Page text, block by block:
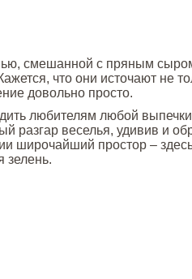
смешанной с пряным сыром
что они источают не
довольно просто.
любителям любой
разгар веселья, удивив и
широчайший простор – здесь
зелень.